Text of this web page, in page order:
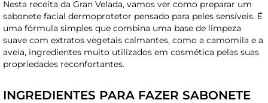
Nesta receita da Gran Velada, vamos ver como preparar um
sabonete facial dermoprotetor pensado para peles sensíveis. É
uma fórmula simples que combina uma base de limpeza
suave com extratos vegetais calmantes, como a camomila e a
aveia, ingredientes muito utilizados em cosmética pelas suas
propriedades reconfortantes.
INGREDIENTES PARA FAZER SABONETE